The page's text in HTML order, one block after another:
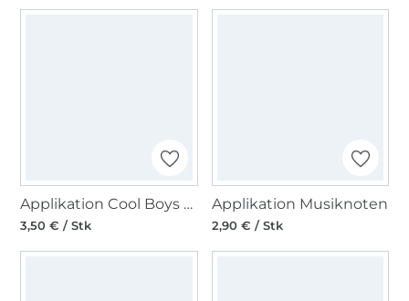
Applikation Cool Boys Etikett
3,50 € / Stk
Applikation Musiknoten
2,90 € / Stk